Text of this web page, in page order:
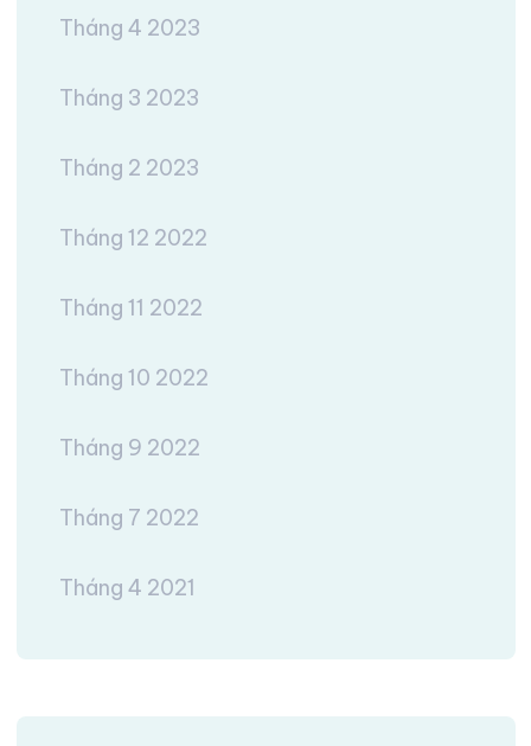
Tháng 4 2023
Tháng 3 2023
Tháng 2 2023
Tháng 12 2022
Tháng 11 2022
Tháng 10 2022
Tháng 9 2022
Tháng 7 2022
Tháng 4 2021